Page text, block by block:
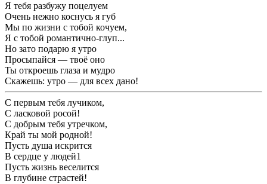
Я тебя разбужу поцелуем
Очень нежно коснусь я губ
Мы по жизни с тобой кочуем,
Я с тобой романтично-глуп...
Но зато подарю я утро
Просыпайся — твоё оно
Ты откроешь глаза и мудро
Скажешь: утро — для всех дано!
С первым тебя лучиком,
С ласковой росой!
С добрым тебя утречком,
Край ты мой родной!
Пусть душа искрится
В сердце у людей1
Пусть жизнь веселится
В глубине страстей!